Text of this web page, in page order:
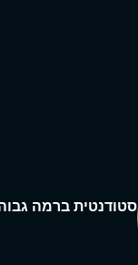
סטודנטית ברמה